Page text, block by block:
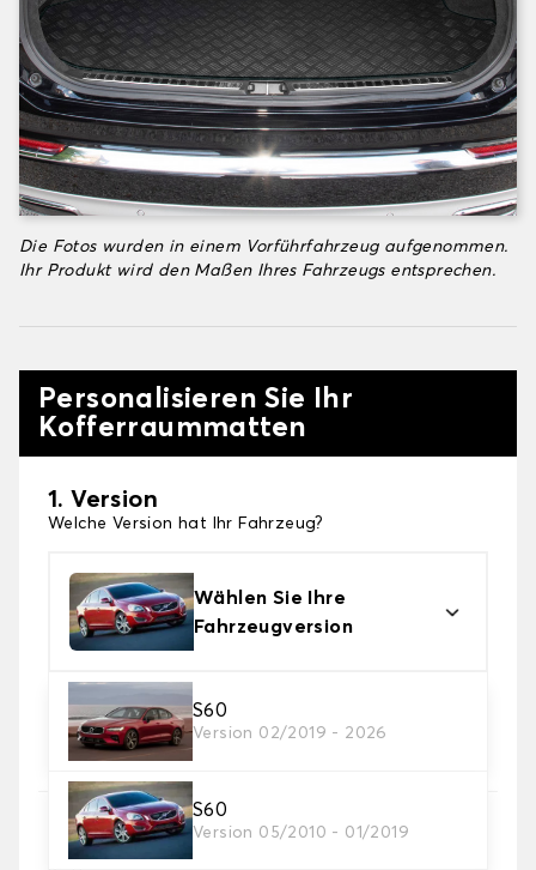
Die Fotos wurden in einem Vorführfahrzeug aufgenommen.
Ihr Produkt wird den Maßen Ihres Fahrzeugs entsprechen.
Personalisieren Sie Ihr
Kofferraummatten
1. Version
Welche Version hat Ihr Fahrzeug?
Wählen Sie Ihre
Fahrzeugversion
S60
Version 02/2019 - 2026
S60
Version 05/2010 - 01/2019
2. Material
Wählen Sie das Material Ihrer Kofferraummatte
3. Teppichfarbe
Wählen Sie die Farbe Ihres Teppichs des